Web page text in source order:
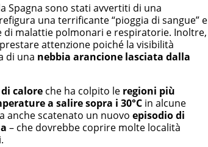
digitali.
Spagna sono stati avvertiti di una
una terrificante “pioggia di sangue” e
malattie polmonari e respiratorie. Inoltre,
attenzione poiché la visibilità
di una nebbia arancione lasciata dalla
calore che ha colpito le regioni più
a salire sopra i 30°C in alcune
anche scatenato un nuovo episodio di
– che dovrebbe coprire molte località